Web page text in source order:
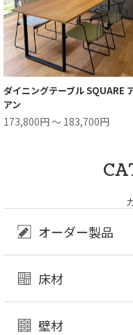
ダイニングテーブル SQUARE
アン
173,800円 ～ 183,700円
オーダー製品
床材
壁材